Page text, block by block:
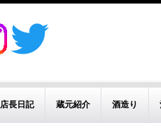
店長日記 蔵元紹介 酒造り